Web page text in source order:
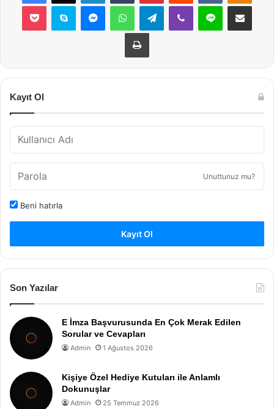
Pocket Skype MessengerWhatsAppTelegramViber Line E-Posta ile
Yazdır
Kayıt Ol
Unuttunuz mu?
Beni hatırla
Kayıt Ol
Son Yazılar
E İmza Başvurusunda En Çok Merak Edilen
Sorular ve Cevapları
Admin 1 Ağustos 2026
Kişiye Özel Hediye Kutuları ile Anlamlı
Dokunuşlar
Admin 25 Temmuz 2026